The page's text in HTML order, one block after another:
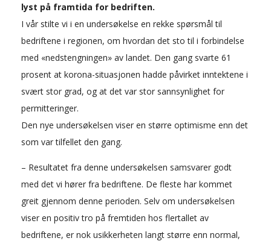
lyst på framtida for bedriften.
I vår stilte vi i en undersøkelse en rekke spørsmål til
bedriftene i regionen, om hvordan det sto til i forbindelse
med «nedstengningen» av landet. Den gang svarte 61
prosent at korona-situasjonen hadde påvirket inntektene i
svært stor grad, og at det var stor sannsynlighet for
permitteringer.
Den nye undersøkelsen viser en større optimisme enn det
som var tilfellet den gang.
– Resultatet fra denne undersøkelsen samsvarer godt
med det vi hører fra bedriftene. De fleste har kommet
greit gjennom denne perioden. Selv om undersøkelsen
viser en positiv tro på fremtiden hos flertallet av
bedriftene, er nok usikkerheten langt større enn normal,